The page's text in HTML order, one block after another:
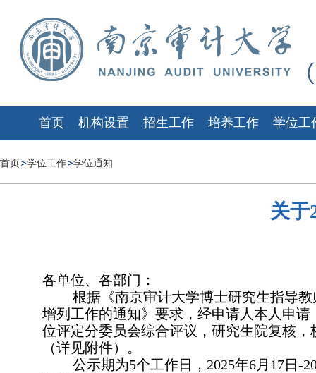
首页 机构设置 招生工作 培养工作 学位工
首页 学位工作 学位通知
关于
各单位、各部门：
根据《南京审计大学博士研究生指导
增列工作的通知》要求，经申请人本人申
位评定分委员会综合评议，研究生院复核
（详见附件）。
公示期为5个工作日， 2025年6月 17日 -